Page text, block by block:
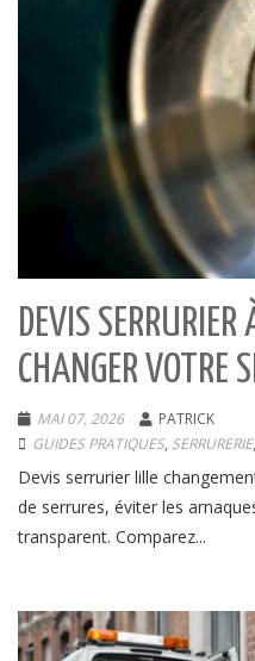
DEVIS
CHANGER VOTRE
MAI 07, 2026
PATRICK
GUIDES PRATIQUES, SERRURERIE,
Devis serrurier lille
de serrures, éviter les
transparent. Comparez...